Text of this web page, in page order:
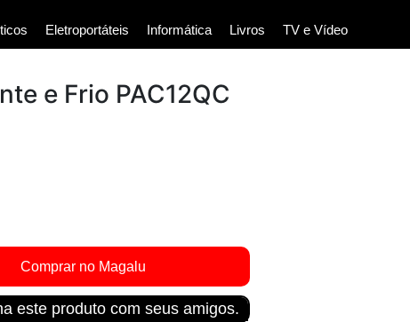
Eletroportáteis Informática Livros TV e Vídeo
e Frio PAC12QC
este produto com seus amigos.